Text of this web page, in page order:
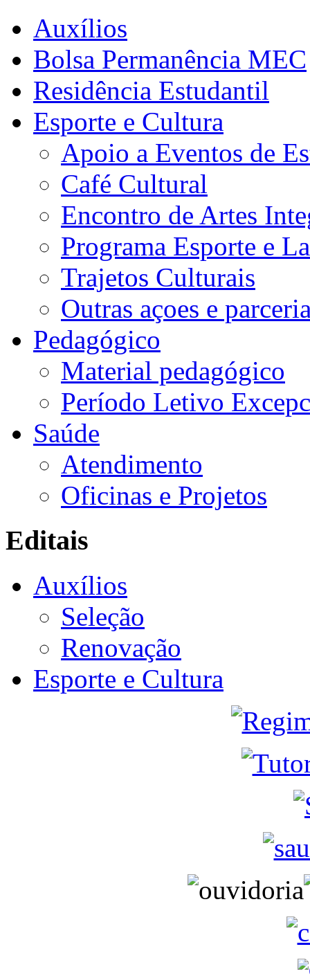
Auxílios
Bolsa Permanência MEC
Residência Estudantil
Esporte e Cultura
Apoio a Eventos de
Café Cultural
Encontro de Artes
Programa Esporte e
Trajetos Culturais
Outras açoes e
Pedagógico
Material pedagógico
Período Letivo
Saúde
Atendimento
Oficinas e Projetos
Editais
Auxílios
Seleção
Renovação
Esporte e Cultura